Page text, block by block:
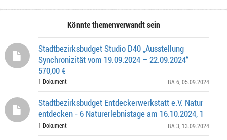
Könnte themenverwandt sein
Stadtbezirksbudget Studio D40 „Ausstellung
Synchronizität vom 19.09.2024 – 22.09.2024“
570,00 €
1 Dokument BA 6 , 05.09.2024
Stadtbezirksbudget Entdeckerwerkstatt e.V. Natur
entdecken - 6 Naturerlebnistage am 16.10.2024, 1
1 Dokument BA 3 , 13.09.2024